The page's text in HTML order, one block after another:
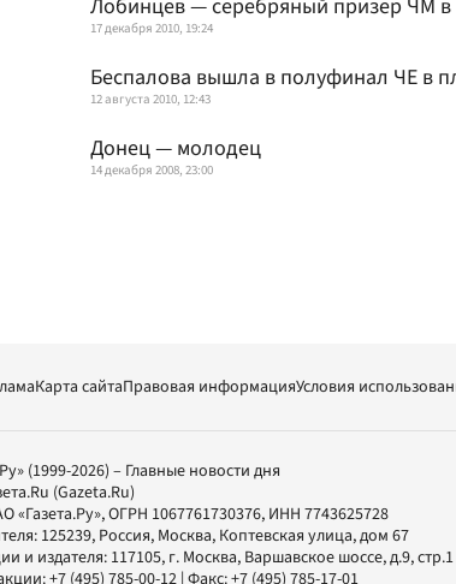
Лобинцев — серебряный призер ЧМ
17 декабря 2010, 19:24
Беспалова вышла в полуфинал ЧЕ в
12 августа 2010, 12:43
Донец — молодец
14 декабря 2008, 23:00
Карта сайтаПравовая информацияУсловия
(1999-2026) – Главные новости дня
(Gazeta.Ru)
«Газета.Ру», ОГРН 1067761730376, ИНН 7743625728
125239, Россия, Москва, Коптевская улица, дом 67
и издателя: 117105, г. Москва, Варшавское шоссе, д.9, стр.1
+7 (495) 785-00-12 | Факс:+7 (495) 785-17-01